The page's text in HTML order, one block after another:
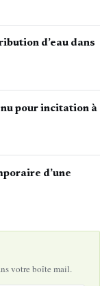
d’eau dans
pour incitation à
d’une
votre boîte mail.